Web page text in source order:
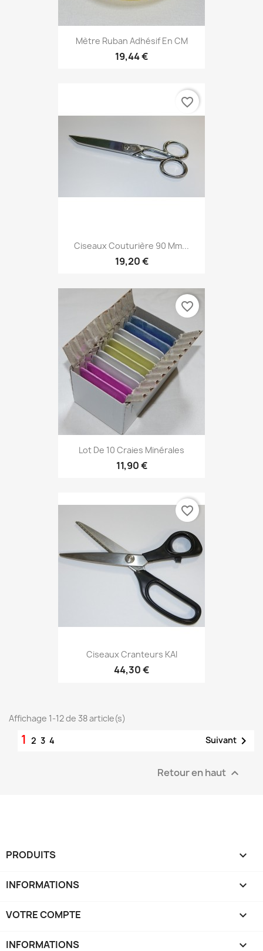
Mètre Ruban Adhésif En CM
19,44 €
Ciseaux Couturière 90 Mm...
19,20 €
favorite_border
Lot De 10 Craies Minérales
11,90 €
favorite_border
Ciseaux Cranteurs KAI
44,30 €
favorite_border
Affichage 1-12 de 38 article(s)
1 2 3 4 Suivant 
Retour en haut 
PRODUITS 
INFORMATIONS 
VOTRE COMPTE 
INFORMATIONS keyboard_arrow_down